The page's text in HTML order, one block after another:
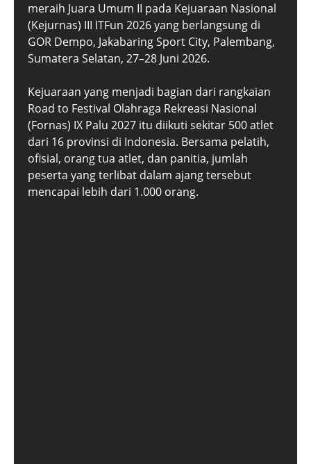
meraih Juara Umum II pada Kejuaraan Nasional
(Kejurnas) III ITFun 2026 yang berlangsung di
GOR Dempo, Jakabaring Sport City, Palembang,
Sumatera Selatan, 27–28 Juni 2026.
Kejuaraan yang menjadi bagian dari rangkaian
Road to Festival Olahraga Rekreasi Nasional
(Fornas) IX Palu 2027 itu diikuti sekitar 500 atlet
dari 16 provinsi di Indonesia. Bersama pelatih,
ofisial, orang tua atlet, dan panitia, jumlah
peserta yang terlibat dalam ajang tersebut
mencapai lebih dari 1.000 orang.